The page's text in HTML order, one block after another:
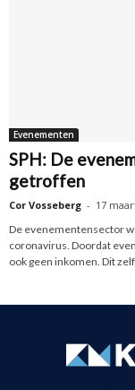
Evenementen
SPH: De
getroffen
Cor Vosseberg - 17
De evenementensector
coronavirus. Doordat
ook geen inkomen. Dit